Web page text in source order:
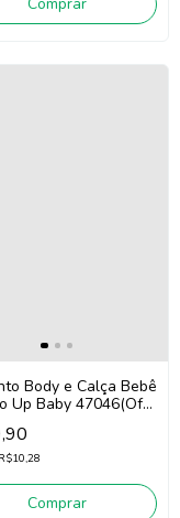
Body e Calça Bebê
Up Baby 47046(Off
Verde/Azul)
R$10,28
Comprar